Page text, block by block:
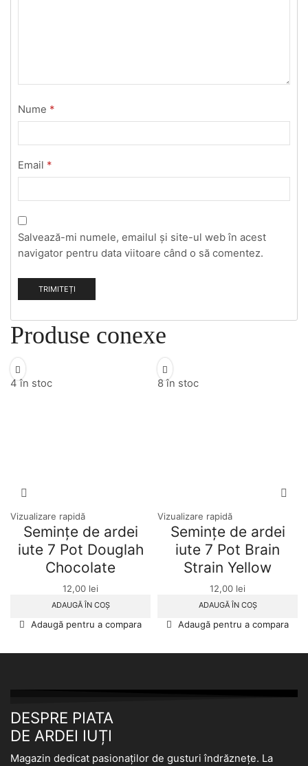
Nume *
Email *
Salvează-mi numele, emailul și site-ul web în acest
navigator pentru data viitoare când o să comentez.
Produse conexe
4 în stoc
Vizualizare rapidă
Seminţe de ardei
iute 7 Pot Douglah
Chocolate
12,00 lei
ADAUGĂ ÎN COȘ
Adaugă pentru a compara
8 în stoc
Vizualizare rapidă
Seminţe de ardei
iute 7 Pot Brain
Strain Yellow
12,00 lei
ADAUGĂ ÎN COȘ
Adaugă pentru a compara
DESPRE PIATA
DE ARDEI IUȚI
Magazin dedicat pasionaților de gusturi îndrăznețe. La